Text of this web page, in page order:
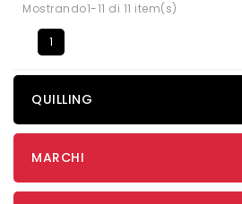
Mostrando1-11 di 11 item(s)
1
QUILLING
MARCHI